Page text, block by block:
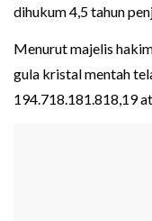
dihukum 4,5 tahun
Menurut majelis
gula kristal mentah
194.718.181.818,19